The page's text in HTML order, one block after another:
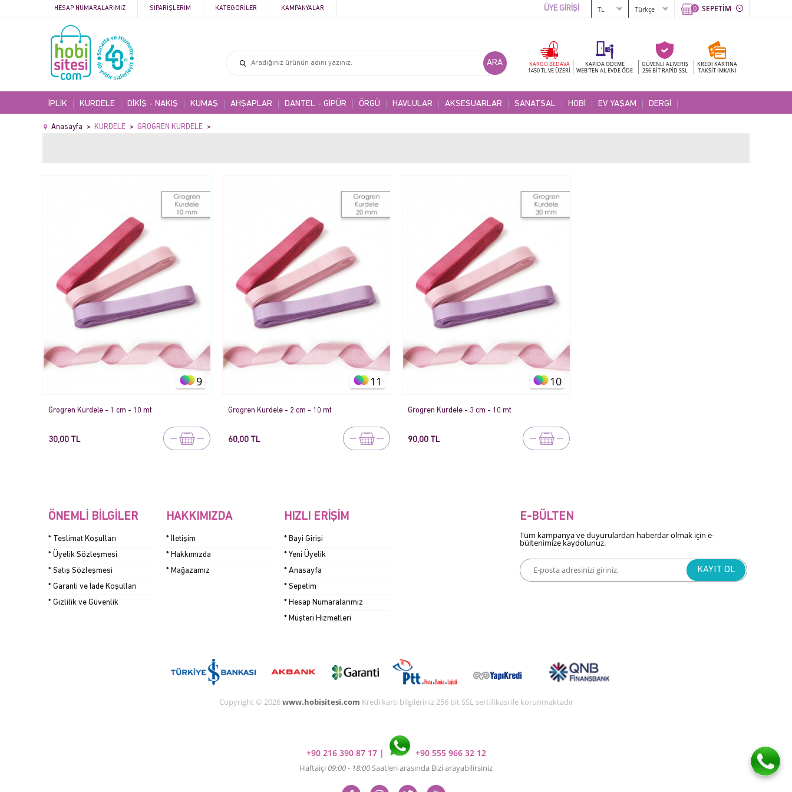
HESAP NUMARALARIMIZ SIPARIŞLERIM KATEGORILER KAMPANYALAR 0 SEPETİM
ÜYE GİRİŞİ
KARGO BEDAVA
1450 TL VE ÜZERİ
KAPIDA ÖDEME
WEB'TEN AL EVDE ÖDE
GÜVENLİ ALIVERİŞ
256 BİT RAPİD SSL
KREDİ KARTINA
TAKSİT İMKANI
İPLİK KURDELE DİKİŞ - NAKIŞ KUMAŞ AHŞAPLAR DANTEL - GİPÜR ÖRGÜ HAVLULAR AKSESUARLAR SANATSAL HOBİ EV YAŞAM DERGİ
Anasayfa KURDELE GROGREN KURDELE
9
Grogren Kurdele - 1 cm - 10 mt
30,00 TL
11
Grogren Kurdele - 2 cm - 10 mt
60,00 TL
10
Grogren Kurdele - 3 cm - 10 mt
90,00 TL
ÖNEMLI BILGILER
* Teslimat Koşulları
* Üyelik Sözleşmesi
* Satış Sözleşmesi
* Garanti ve İade Koşulları
* Gizlilik ve Güvenlik
HAKKIMIZDA
* İletişim
* Hakkımızda
* Mağazamız
HIZLI ERIŞIM
* Bayi Girişi
* Yeni Üyelik
* Anasayfa
* Sepetim
* Hesap Numaralarımız
* Müşteri Hizmetleri
E-BÜLTEN
Tüm kampanya ve duyurulardan haberdar olmak için e-
bültenimize kaydolunuz.
Copyright © 2026www.hobisitesi.com Kredi kartı bilgileriniz 256 bit SSL sertifikası ile korunmaktadır
+90 216 390 87 17 | +90 555 966 32 12
Haftaiçi 09:00 - 18:00Saatleri arasında Bizi arayabilirsiniz